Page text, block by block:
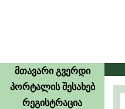
მთავარი გვერდი
პორტალის შესახებ
რეგისტრაცია